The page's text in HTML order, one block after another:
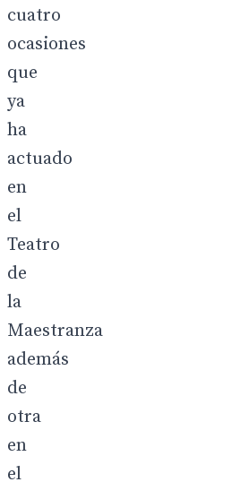
cuatro
ocasiones
que
ya
ha
actuado
en
el
Teatro
de
la
Maestranza
además
de
otra
en
el